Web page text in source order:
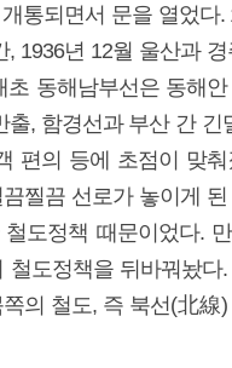
통되면서 문을 열었다.
, 1936년 12월 울산과
초 동해남부선은 동해
출, 함경선과 부산 간 긴
편의 등에 초점이 맞
찔끔 선로가 놓이게
도정책 때문이었다.
철도정책을 뒤바꿔놨다
의 철도, 즉 북선(北線)